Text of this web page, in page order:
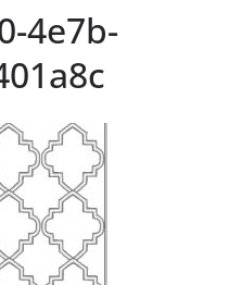
4e7b-